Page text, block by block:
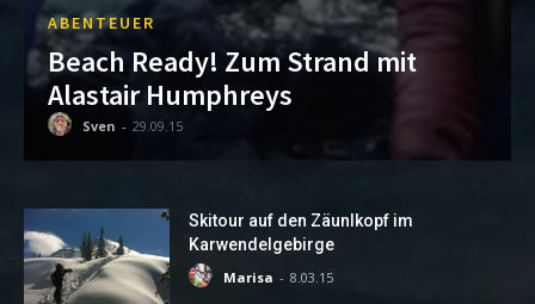
ABENTEUER
Beach Ready! Zum Strand mit
Alastair Humphreys
Sven - 29.09.15
Skitour auf den Zäunlkopf im
Karwendelgebirge
Marisa - 8.03.15